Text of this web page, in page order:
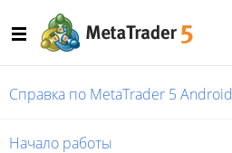
Справка по MetaTrader 5 Android
Начало работы